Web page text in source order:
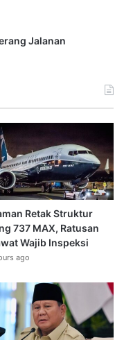
Jalanan
Retak Struktur
737 MAX, Ratusan
Wajib Inspeksi
ago